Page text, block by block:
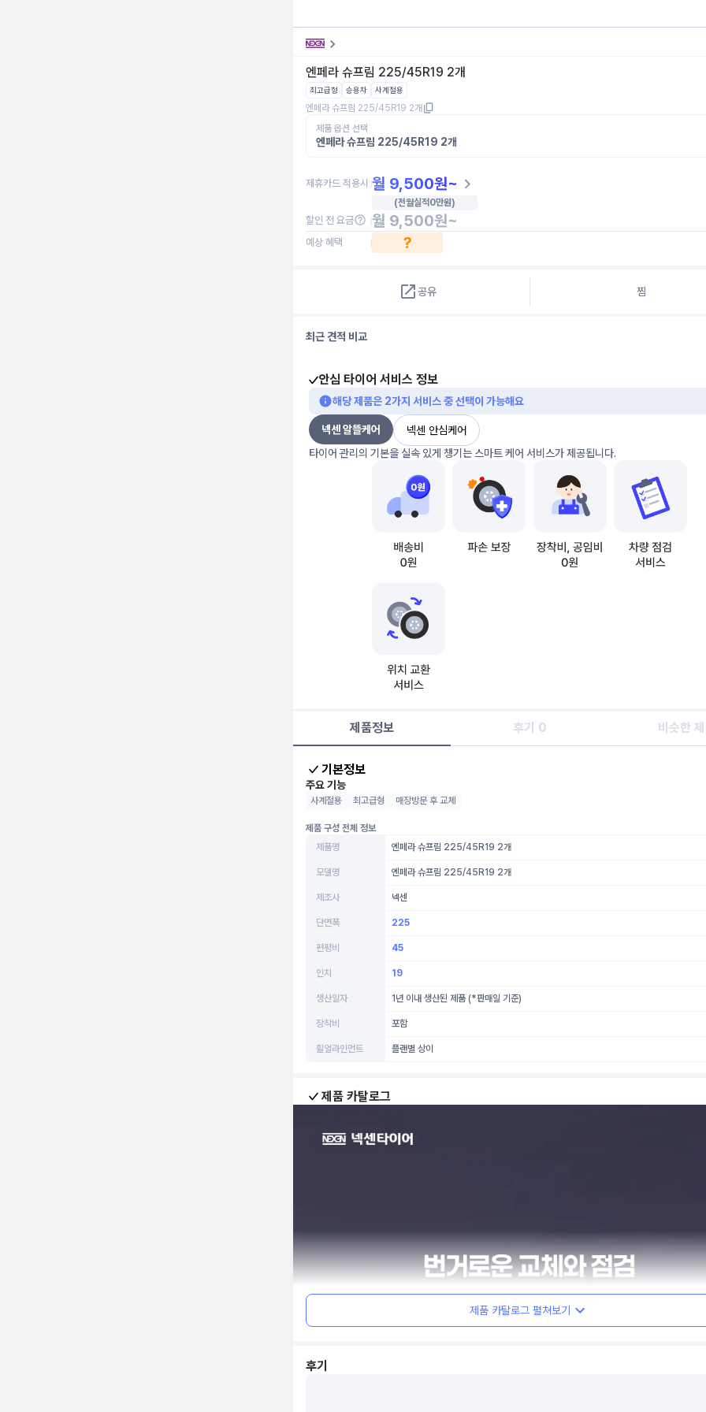
엔페라 슈프림 225/45R19 2개
최고급형 승용차 사계절용
엔페라 슈프림 225/45R19 2개
제품 옵션 선택
엔페라 슈프림 225/45R19 2개
제휴카드 적용시 월 9,500원~
(전월실적0만원)
할인 전 요금 월 9,500원~
예상 혜택 ?
공유 찜
최근 견적 비교
안심 타이어 서비스 정보
해당 제품은 2가지 서비스 중 선택이 가능해요
넥센 알뜰케어
넥센 안심케어
타이어 관리의 기본을 실속 있게 챙기는 스마트 케어 서비스가 제공됩니다.
제품정보 후기 0 비슷한
기본정보
주요 기능
사계절용 최고급형 매장방문 후 교체
제품 구성 전체 정보
제품명
엔페라 슈프림 225/45R19 2개
모델명 엔페라 슈프림 225/45R19 2개
제조사 넥센
단면폭 225
편평비 45
인치 19
생산일자 1년 이내 생산된 제품 (*판매일 기준)
장착비 포함
휠얼라인먼트 플랜별 상이
제품 카탈로그
제품 카탈로그 펼쳐보기
후기